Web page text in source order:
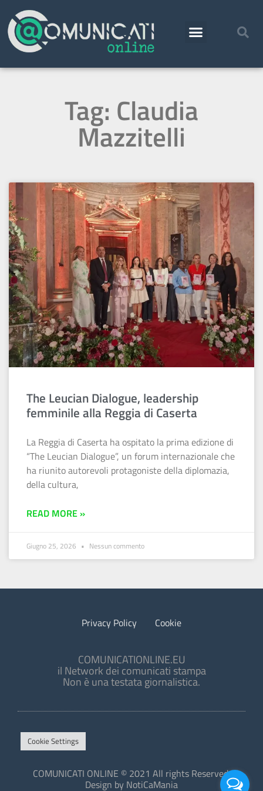
Tag: Claudia
Mazzitelli
The Leucian Dialogue, leadership
femminile alla Reggia di Caserta
La Reggia di Caserta ha ospitato la prima edizione di
“The Leucian Dialogue”, un forum internazionale che
ha riunito autorevoli protagoniste della diplomazia,
della cultura,
READ MORE »
Giugno 25, 2026 Nessun commento
Privacy Policy Cookie
COMUNICATIONLINE.EU
il Network dei comunicati stampa
Non è una testata giornalistica.
Cookie Settings
COMUNICATI ONLINE © 2021 All rights Reserved.
Design by NotiCaMania